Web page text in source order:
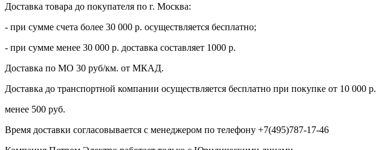
Доставка товара до покупателя по г. Москва:
- при сумме счета более 30 000 р. осуществляется бесплатно;
- при сумме менее 30 000 р. доставка составляет 1000 р.
Доставка по МО 30 руб/км. от МКАД.
Доставка до транспортной компании осуществляется бесплатно при покупке от 10 000 р.
менее 500 руб.
Время доставки согласовывается с менеджером по телефону +7(495)787-17-46